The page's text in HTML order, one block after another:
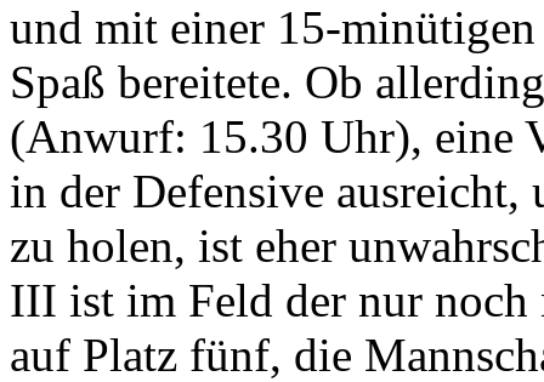
und mit einer 15-
Spaß bereitete. Ob
(Anwurf: 15.30 Uhr), eine
in der Defensive ausreicht,
zu holen, ist eher
III ist im Feld der nur noch
auf Platz fünf, die